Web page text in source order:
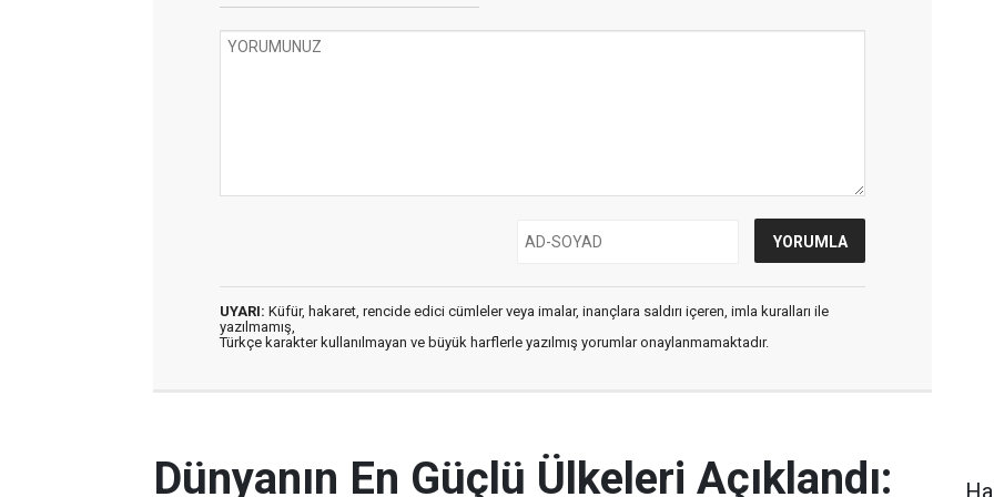
UYARI: Küfür, hakaret, rencide edici cümleler veya imalar, inançlara saldırı içeren, imla kuralları ile
yazılmamış,
Türkçe karakter kullanılmayan ve büyük harflerle yazılmış yorumlar onaylanmamaktadır.
Dünyanın En Güçlü Ülkeleri Açıklandı: